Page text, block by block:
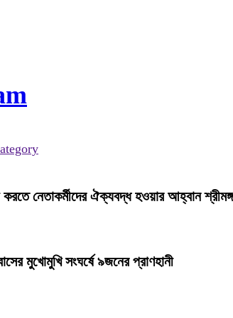
নেতাকর্মীদের ঐক্যবদ্ধ হওয়ার আহ্বান
মুখোমুখি সংঘর্ষে ৯জনের প্রাণহানী